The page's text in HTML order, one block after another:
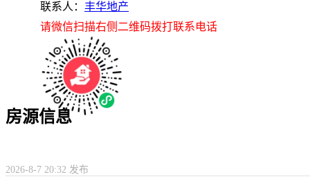
联系人： 丰华地产
请微信扫描右侧二维码拨打联系电话
房源信息
2026-8-7 20:32 发布